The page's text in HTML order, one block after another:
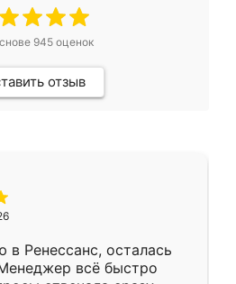
945оценок
отзыв
в Ренессанс, осталась
всё быстро